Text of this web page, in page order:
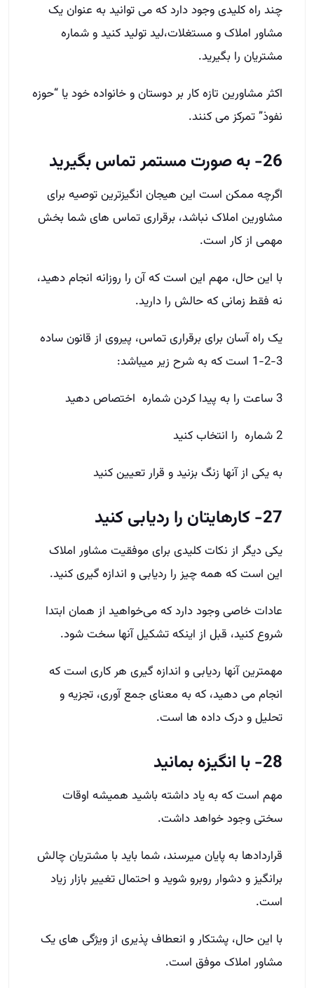
چند راه کلیدی وجود دارد که می توانید به عنوان یک
مشاور املاک و مستغلات،لید تولید کنید و شماره
مشتریان را بگیرید.
اکثر مشاورین تازه کار بر دوستان و خانواده خود یا “حوزه
نفوذ” تمرکز می کنند.
26- به صورت مستمر تماس بگیرید
اگرچه ممکن است این هیجان انگیزترین توصیه برای
مشاورین املاک نباشد، برقراری تماس های شما بخش
مهمی از کار است.
با این حال، مهم این است که آن را روزانه انجام دهید،
نه فقط زمانی که حالش را دارید.
یک راه آسان برای برقراری تماس، پیروی از قانون ساده
3-2-1 است که به شرح زیر می­باشد:
3 ساعت را به پیدا کردن شماره اختصاص دهید
2 شماره را انتخاب کنید
به یکی از آنها زنگ بزنید و قرار تعیین کنید
27- کارهایتان را ردیابی کنید
یکی دیگر از نکات کلیدی برای موفقیت مشاور املاک
این است که همه چیز را ردیابی و اندازه گیری کنید.
عادات خاصی وجود دارد که می‌خواهید از همان ابتدا
شروع کنید، قبل از اینکه تشکیل آنها سخت شود.
مهمترین آنها ردیابی و اندازه گیری هر کاری است که
انجام می دهید، که به معنای جمع آوری، تجزیه و
تحلیل و درک داده ها است.
28- با انگیزه بمانید
مهم است که به یاد داشته باشید همیشه اوقات
سختی وجود خواهد داشت.
قراردادها به پایان می­رسند، شما باید با مشتریان چالش
برانگیز و دشوار روبرو شوید و احتمال تغییر بازار زیاد
است.
با این حال، پشتکار و انعطاف پذیری از ویژگی های یک
مشاور املاک موفق است.